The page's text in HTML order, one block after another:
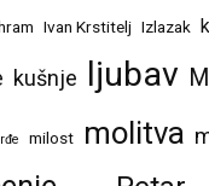
Ivan Krstitelj Izlazak
kušnje ljubav
milost molitva